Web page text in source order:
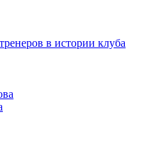
в истории клуба